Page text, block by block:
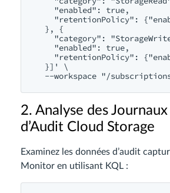
    "enabled": true,
"retentionPolicy":
  }, {
"category":
    "enabled": true,
"retentionPolicy":
  }]' \
2. Analyse des
d’Audit Cloud Storage
Examinez les données d’audit
Monitor en utilisant KQL :